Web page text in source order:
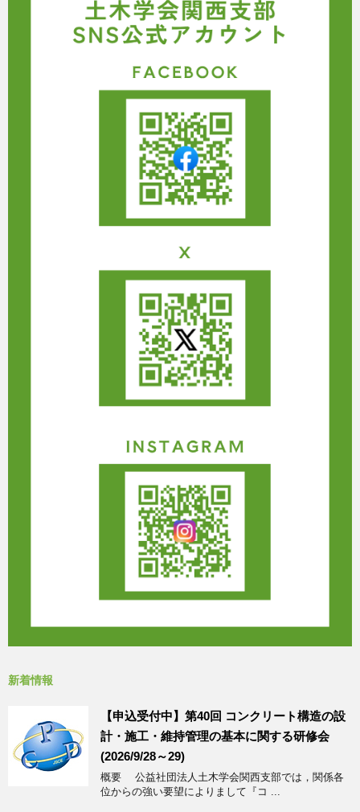
新着情報
【申込受付中】第40回 コンクリート構造の設
計・施工・維持管理の基本に関する研修会
(2026/9/28～29)
概要 公益社団法人土木学会関西支部では，関係各
位からの強い要望によりまして『コ ...